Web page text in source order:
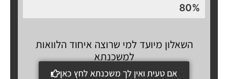
תיכף מסיימים
80%
השאלון מיועד למי שרוצה איחוד הלוואות
למשכנתא
אם טעית ואין לך משכנתא לחץ כאן